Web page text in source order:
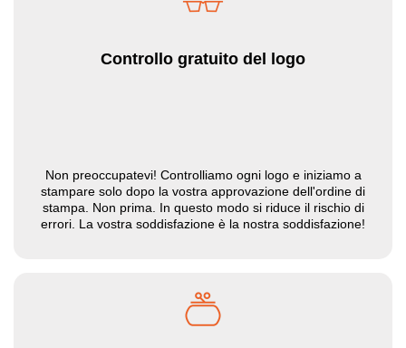
Controllo gratuito del logo
Non preoccupatevi! Controlliamo ogni logo e iniziamo a
stampare solo dopo la vostra approvazione dell'ordine di
stampa. Non prima. In questo modo si riduce il rischio di
errori. La vostra soddisfazione è la nostra soddisfazione!